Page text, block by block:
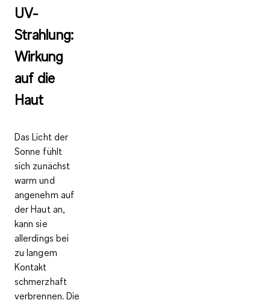
UV-
Strahlung:
Wirkung
auf die
Haut
Das Licht der
Sonne fühlt
sich zunächst
warm und
angenehm auf
der Haut an,
kann sie
allerdings bei
zu langem
Kontakt
schmerzhaft
verbrennen. Die